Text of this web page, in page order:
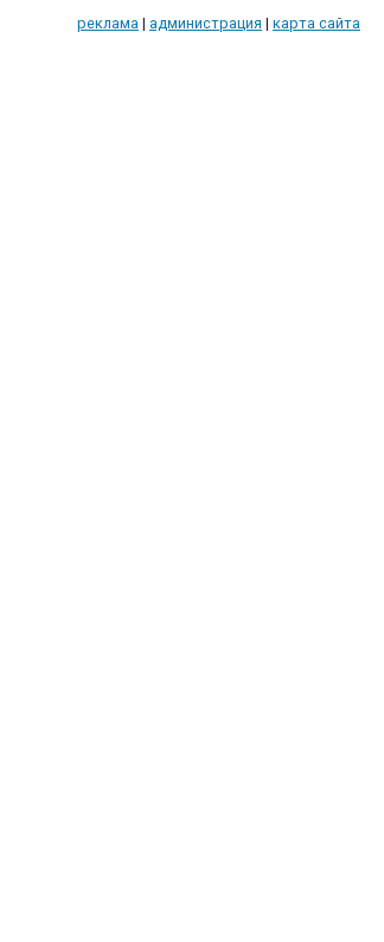
реклама | администрация | карта сайта